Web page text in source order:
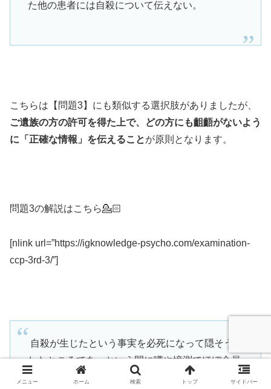
た他の患者には自殺について伝えない。
こちらは【問題3】にも類似する選択肢がありましたが、
ご遺族の方の許可を得た上で、どの方にも齟齬がないよう
に「正確な情報」を伝えることが原則となります。
問題3の解説はこちら💁🏻
[nlink url=”https://igknowledge-psycho.com/examination-
ccp-3rd-3/”]
自殺が生じたという事実を必死になって隠そうと
したところであっという間に噂や憶測でほぼ全員
に知れ渡ってしまいます。たしかに衝撃的ではあ
メニュー ホーム 検索 トップ サイドバー